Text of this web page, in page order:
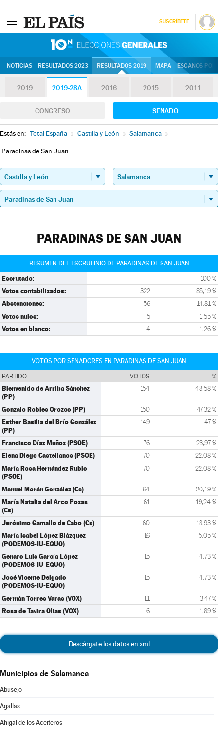
SUSCRÍBETE
NOTICIAS RESULTADOS 2023 RESULTADOS 2019 MAPA ESCAÑOS
2019 2019-28A 2016 2015 2011
CONGRESO SENADO
Estás en: Total España » Castilla y León » Salamanca »
Paradinas de San Juan
PARADINAS DE SAN JUAN
RESUMEN DEL ESCRUTINIO DE PARADINAS DE SAN JUAN
Escrutado: 100 %
Votos contabilizados: 322 85,19 %
Abstenciones: 56 14,81 %
Votos nulos: 5 1,55 %
Votos en blanco: 4 1,26 %
VOTOS POR SENADORES EN PARADINAS DE SAN JUAN
PARTIDO VOTOS %
Bienvenido de Arriba Sánchez
(PP)
154 48,58 %
Gonzalo Robles Orozco (PP) 150 47,32 %
Esther Basilia del Brío González
(PP)
149 47 %
Francisco Díaz Muñoz (PSOE) 76 23,97 %
Elena Diego Castellanos (PSOE) 70 22,08 %
María Rosa Hernández Rubio
(PSOE)
70 22,08 %
Manuel Morán González (Cs) 64 20,19 %
María Natalia del Arco Pozas
(Cs)
61 19,24 %
Jerónimo Gamallo de Cabo (Cs) 60 18,93 %
María Isabel López Blázquez
(PODEMOS-IU-EQUO)
16 5,05 %
Genaro Luis García López
(PODEMOS-IU-EQUO)
15 4,73 %
José Vicente Delgado
(PODEMOS-IU-EQUO)
15 4,73 %
Germán Torres Varas (VOX) 11 3,47 %
Rosa de Tavira Olias (VOX) 6 1,89 %
Descárgate los datos en xml
Municipios de Salamanca
Abusejo
Agallas
Ahigal de los Aceiteros